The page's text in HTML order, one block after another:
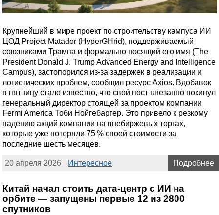
Крупнейший в мире проект по строительству кампуса ИИ
ЦОД Project Matador (HyperGHrid), поддерживаемый
союзниками Трампа и формально носящий его имя (The
President Donald J. Trump Advanced Energy and Intelligence
Campus), застопорился из-за задержек в реализации и
логистических проблем, сообщил ресурс Axios. Вдобавок
в пятницу стало известно, что свой пост внезапно покинул
генеральный директор стоящей за проектом компании
Fermi America Тоби Нойгебаргер. Это привело к резкому
падению акций компании на внебиржевых торгах,
которые уже потеряли 75 % своей стоимости за
последние шесть месяцев.
20 апреля 2026 Интересное Подробнее
Китай начал стоить дата-центр с ИИ на
орбите — запущены первые 12 из 2800
спутников